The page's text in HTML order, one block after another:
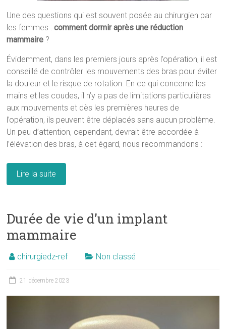
Une des questions qui est souvent posée au chirurgien par
les femmes :comment dormir après une réduction
mammaire ?
Évidemment, dans les premiers jours après l’opération, il est
conseillé de contrôler les mouvements des bras pour éviter
la douleur et le risque de rotation. En ce qui concerne les
mains et les coudes, il n’y a pas de limitations particulières
aux mouvements et dès les premières heures de
l’opération, ils peuvent être déplacés sans aucun problème.
Un peu d’attention, cependant, devrait être accordée à
l’élévation des bras, à cet égard, nous recommandons :
Lire la suite
Durée de vie d’un implant
mammaire
chirurgiedz-ref Non classé
21 décembre 2023